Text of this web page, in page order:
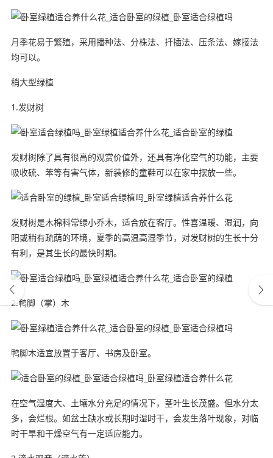
月季花易于繁殖，采用播种法、分株法、扦插法、压条法、嫁接法
均可以。
稍大型绿植
1.发财树
发财树除了具有很高的观赏价值外，还具有净化空气的功能，主要
吸收硫、苯等有害气体，新装修的童鞋可以在家中摆放一些。
发财树是木棉科常绿小乔木，适合放在客厅。性喜温暖、湿润，向
阳或稍有疏荫的环境，夏季的高温高湿季节，对发财树的生长十分
有利，是其生长的最快时期。
2.鸭脚（掌）木
鸭脚木适宜放置于客厅、书房及卧室。
在空气湿度大、土壤水分充足的情况下，茎叶生长茂盛。但水分太
多，会烂根。如盆土缺水或长期时湿时干，会发生落叶现象，对临
时干旱和干燥空气有一定适应能力。